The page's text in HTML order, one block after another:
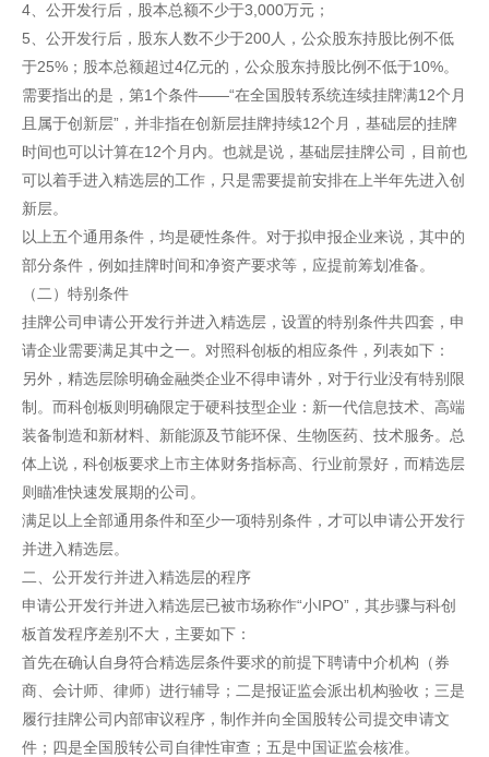
4、公开发行后，股本总额不少于3,000万元；
5、公开发行后，股东人数不少于200人，公众股东持股比例不低
于25%；股本总额超过4亿元的，公众股东持股比例不低于10%。
需要指出的是，第1个条件——“在全国股转系统连续挂牌满12个月
且属于创新层”，并非指在创新层挂牌持续12个月，基础层的挂牌
时间也可以计算在12个月内。也就是说，基础层挂牌公司，目前也
可以着手进入精选层的工作，只是需要提前安排在上半年先进入创
新层。
以上五个通用条件，均是硬性条件。对于拟申报企业来说，其中的
部分条件，例如挂牌时间和净资产要求等，应提前筹划准备。
（二）特别条件
挂牌公司申请公开发行并进入精选层，设置的特别条件共四套，申
请企业需要满足其中之一。对照科创板的相应条件，列表如下：
另外，精选层除明确金融类企业不得申请外，对于行业没有特别限
制。而科创板则明确限定于硬科技型企业：新一代信息技术、高端
装备制造和新材料、新能源及节能环保、生物医药、技术服务。总
体上说，科创板要求上市主体财务指标高、行业前景好，而精选层
则瞄准快速发展期的公司。
满足以上全部通用条件和至少一项特别条件，才可以申请公开发行
并进入精选层。
二、公开发行并进入精选层的程序
申请公开发行并进入精选层已被市场称作“小IPO”，其步骤与科创
板首发程序差别不大，主要如下：
首先在确认自身符合精选层条件要求的前提下聘请中介机构（券
商、会计师、律师）进行辅导；二是报证监会派出机构验收；三是
履行挂牌公司内部审议程序，制作并向全国股转公司提交申请文
件；四是全国股转公司自律性审查；五是中国证监会核准。